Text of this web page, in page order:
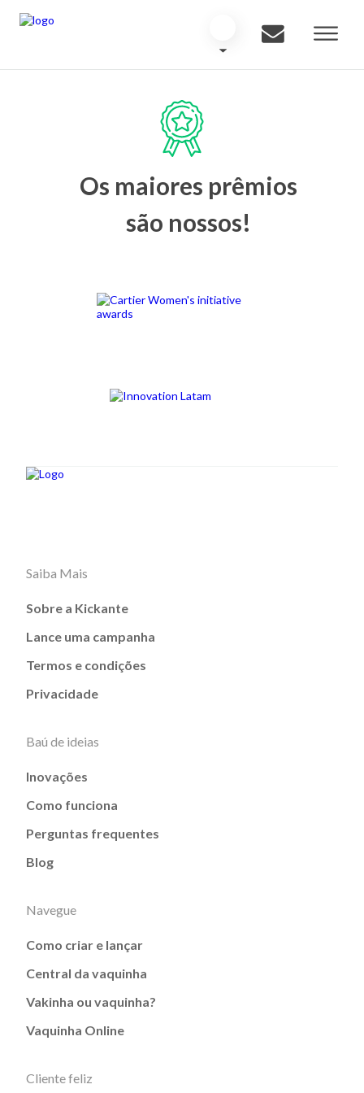
Os maiores prêmios
são nossos!
Saiba Mais
Sobre a Kickante
Lance uma campanha
Termos e condições
Privacidade
Baú de ideias
Inovações
Como funciona
Perguntas frequentes
Blog
Navegue
Como criar e lançar
Central da vaquinha
Vakinha ou vaquinha?
Vaquinha Online
Cliente feliz